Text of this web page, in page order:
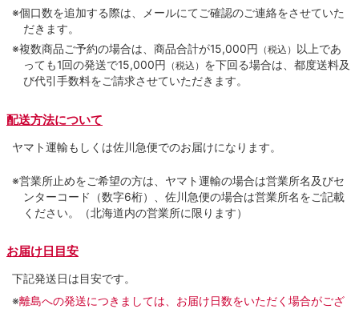
※個口数を追加する際は、メールにてご確認のご連絡をさせていた
だきます。
※複数商品ご予約の場合は、商品合計が15,000円 （税込） 以上であ
っても1回の発送で15,000円 （税込） を下回る場合は、都度送料及
び代引手数料をご請求させていただきます。
配送方法について
ヤマト運輸もしくは佐川急便でのお届けになります。
※営業所止めをご希望の方は、ヤマト運輸の場合は営業所名及びセ
ンターコード（数字6桁）、佐川急便の場合は営業所名をご記載
ください。（北海道内の営業所に限ります）
お届け日目安
下記発送日は目安です。
※離島への発送につきましては、お届け日数をいただく場合がござ